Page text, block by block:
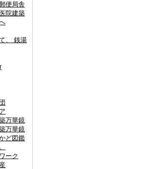
便局舎
院建築
、 銭湯
万華鏡
万華鏡
ど図鑑
ーク